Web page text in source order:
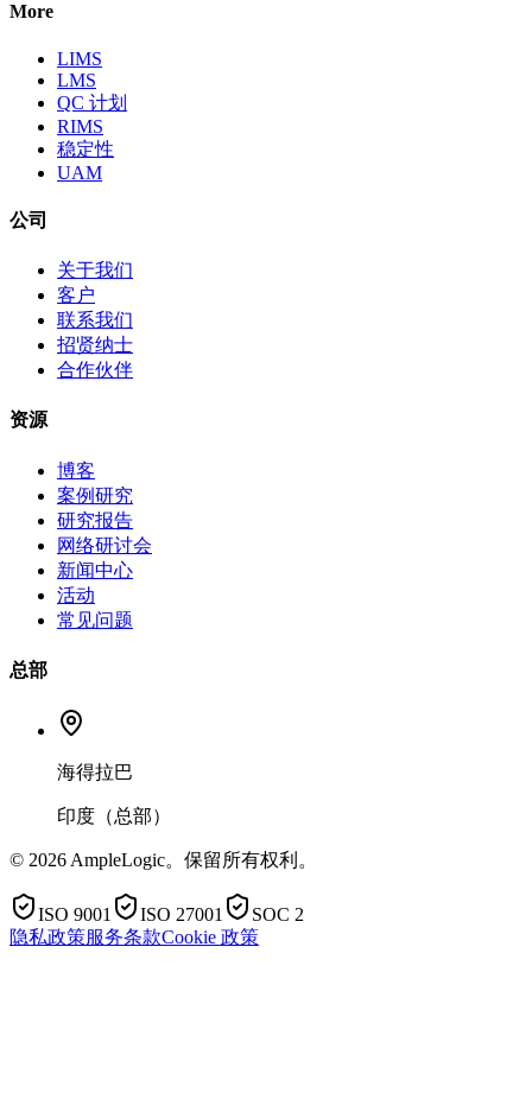
More
LIMS
LMS
QC 计划
RIMS
稳定性
UAM
公司
关于我们
客户
联系我们
招贤纳士
合作伙伴
资源
博客
案例研究
研究报告
网络研讨会
新闻中心
活动
常见问题
总部
海得拉巴
印度（总部）
© 2026 AmpleLogic。保留所有权利。
ISO 9001 ISO 27001
SOC 2
隐私政策服务条款Cookie 政策